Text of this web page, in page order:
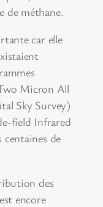
de méthane.
car elle
Micron All
Sky Survey)
field Infrared
de
des
encore